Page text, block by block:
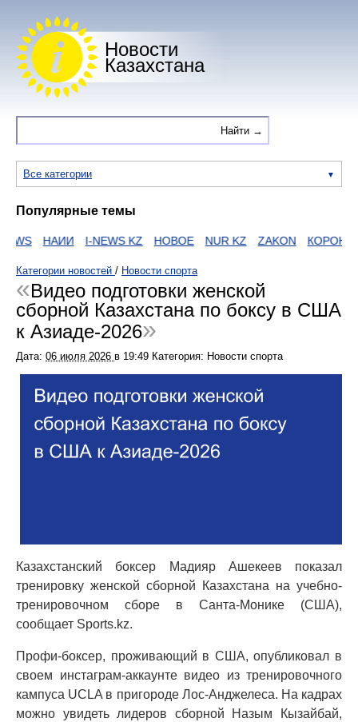
Новости
Казахстана
Все категории
Популярные темы
НАИИ I-NEWS KZ НОВОЕ NUR KZ ZAKON
Категории новостей / Новости спорта
Видео подготовки женской
сборной Казахстана по боксу в США
к Азиаде-2026
Дата: 06 июля 2026 в 19:49 Категория: Новости спорта
Казахстанский боксер Мадияр Ашекеев показал
тренировку женской сборной Казахстана на учебно-
тренировочном сборе в Санта-Монике (США),
сообщает Sports.kz.
Профи-боксер, проживающий в США, опубликовал в
своем инстаграм-аккаунте видео из тренировочного
кампуса UCLA в пригороде Лос-Анджелеса. На кадрах
можно увидеть лидеров сборной Назым Кызайбай,